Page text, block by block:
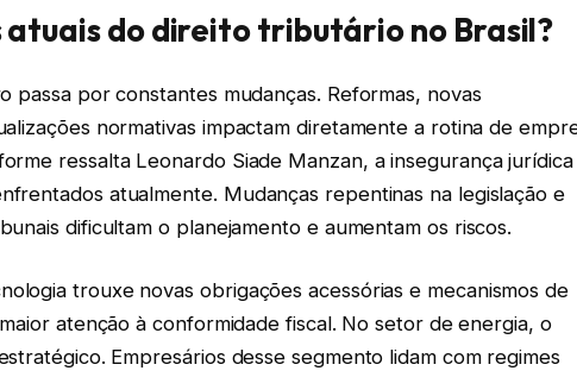
atuais do direito tributário no Brasil?
passa por constantes mudanças. Reformas, novas
normativas impactam diretamente a rotina de
ressalta Leonardo Siade Manzan, a insegurança
atualmente. Mudanças repentinas na legislação e
dificultam o planejamento e aumentam os riscos.
trouxe novas obrigações acessórias e mecanismos de
atenção à conformidade fiscal. No setor de energia, o
Empresários desse segmento lidam com regimes